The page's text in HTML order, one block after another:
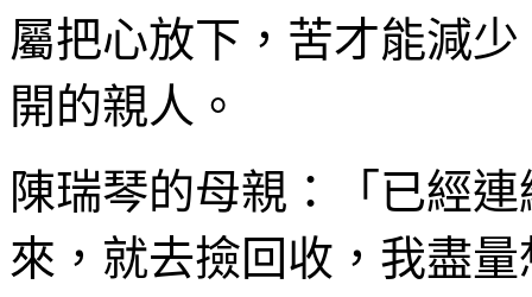
屬把心放下，苦才能減
開的親人。
陳瑞琴的母親：「已經
來，就去撿回收，我盡